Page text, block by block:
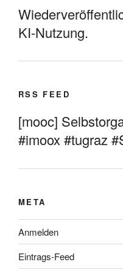
KI-Nutzung.
RSS FEED
[mooc]
#imoox #tugraz
META
Anmelden
Eintrags-Feed